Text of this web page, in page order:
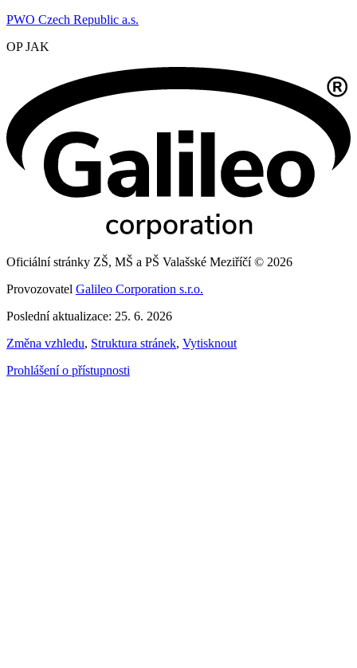
PWO Czech Republic a.s.
OP JAK
Oficiální stránky ZŠ, MŠ a PŠ Valašské Meziříčí © 2026
Provozovatel Galileo Corporation s.r.o.
Poslední aktualizace: 25. 6. 2026
Změna vzhledu, Struktura stránek, Vytisknout
Prohlášení o přístupnosti